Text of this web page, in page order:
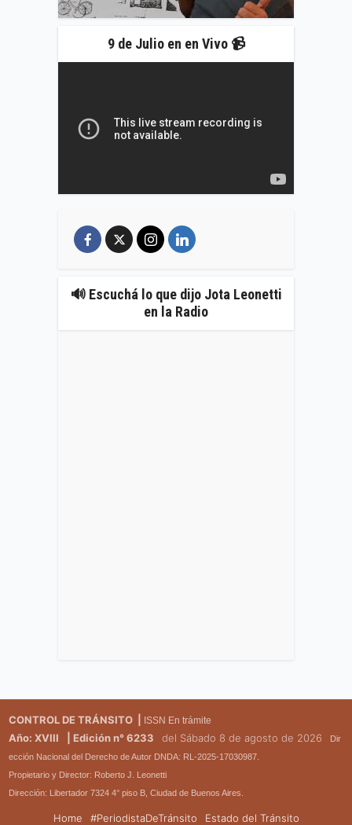
9 de Julio en en Vivo 📹
🔊 Escuchá lo que dijo Jota Leonetti
en la Radio
CONTROL DE TRÁNSITO | ISSN En trámite
Año: XVIII | Edición n° 6233 del Sábado 8 de agosto de 2026
Dir
ección Nacional del Derecho de Autor DNDA: RL-2025-17030987.
Propietario y Director: Roberto J. Leonetti
Dirección: Libertador 7324 4° piso B, Ciudad de Buenos Aires.
Home #PeriodistaDeTránsito Estado del Tránsito